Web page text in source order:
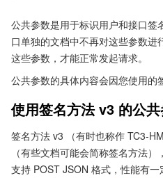
公共参数是用于标识用户和接口签
口单独的文档中不再对这些参数
这些参数，才能正常发起请求。
公共参数的具体内容会因您使用的
使用签名方法 v3 的公
签名方法 v3 （有时也称作 TC3-
（有些文档可能会简称签名方法
支持 POST JSON 格式，性能有